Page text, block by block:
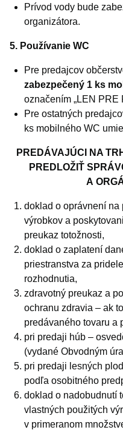
Prívod vody bude
organizátora.
5. Používanie WC
Pre predajcov
zabezpečený 1 ks
označením „LEN PRE
Pre ostatných
ks mobilného WC
PREDÁVAJÚCI NA
PREDLOŽIŤ
A
doklad o oprávnení
výrobkov a
preukaz totožnosti,
doklad o zaplatení
priestranstva za
rozhodnutia,
zdravotný preukaz a
ochranu zdravia – ak
predávaného tovaru a
pri predaji húb –
(vydané Obvodným
pri predaji lesných
podľa osobitného
doklad o nadobudnutí
vlastných použitých
v primeranom